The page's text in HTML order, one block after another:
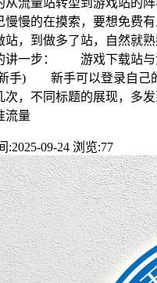
慢慢的在摸索，要想免费
站，到做多了站，自然就
讲一步： 游戏下载站与
手) 新手可以登录自己
次，不同标题的展现，多
流量
:2025-09-24 浏览:77